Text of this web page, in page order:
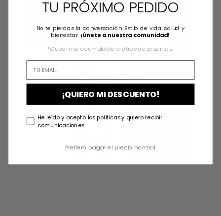
TU PRÓXIMO PEDIDO
No te pierdas la conversación. Estilo de vida, salud y
bienestar. ¡Únete a nuestra comunidad!
*Cupón no acumulable a otros descuentos.
¡QUIERO MI DESCUENTO!
He leído y acepto las políticas y quiero recibir
comunicaciones.
Prefiero pagar el precio normal.